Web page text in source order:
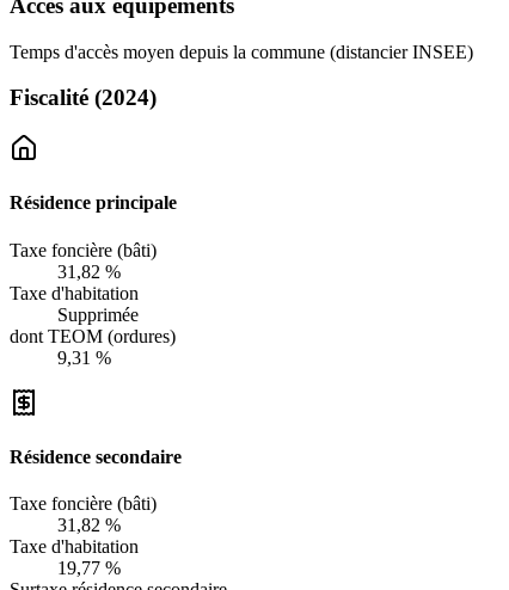
Accès aux équipements
Temps d'accès moyen depuis la commune (distancier INSEE)
Fiscalité (2024)
Résidence principale
Taxe foncière (bâti)
31,82 %
Taxe d'habitation
Supprimée
dont TEOM (ordures)
9,31 %
Résidence secondaire
Taxe foncière (bâti)
31,82 %
Taxe d'habitation
19,77 %